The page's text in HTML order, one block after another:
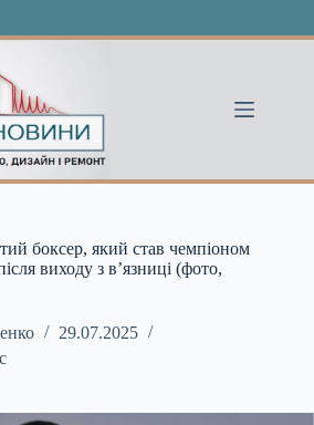
боксер, який став чемпіоном
виходу з в’язниці (фото,
29.07.2025